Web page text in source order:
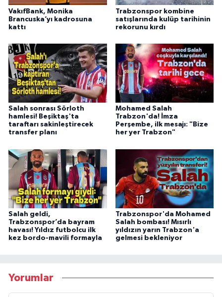
VakıfBank, Monika
Brancuska’yı kadrosuna
kattı
Trabzonspor kombine
satışlarında kulüp tarihinin
rekorunu kırdı
Salah sonrası Sörloth
hamlesi! Beşiktaş'ta
taraftarı sakinleştirecek
transfer planı
Mohamed Salah
Trabzon'da! İmza
Perşembe, ilk mesajı: "Bize
her yer Trabzon"
Salah geldi,
Trabzonspor’da bayram
havası! Yıldız futbolcu ilk
kez bordo-mavili formayla
Trabzonspor'da Mohamed
Salah bombası! Mısırlı
yıldızın yarın Trabzon'a
gelmesi bekleniyor
Yorumlar